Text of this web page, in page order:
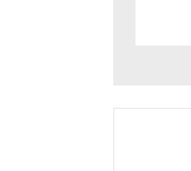
Phone: